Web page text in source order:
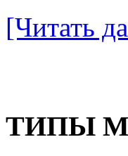
[Читать
ТИПЫ